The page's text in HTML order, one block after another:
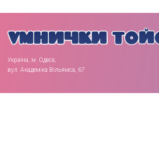
Україна, м. Одеса,
вул. Академіка Вільямса, 67